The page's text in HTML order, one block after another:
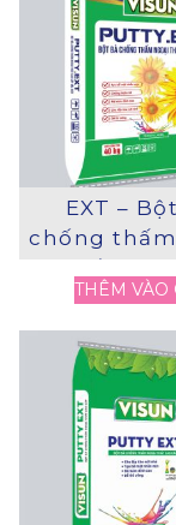
EXT –
chống
THÊM VÀO